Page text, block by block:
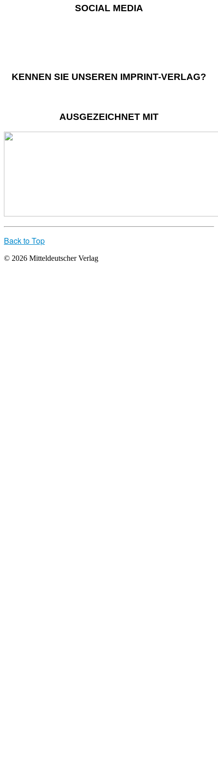
SOCIAL MEDIA
KENNEN SIE UNSEREN IMPRINT-VERLAG?
AUSGEZEICHNET MIT
Back to Top
© 2026 Mitteldeutscher Verlag